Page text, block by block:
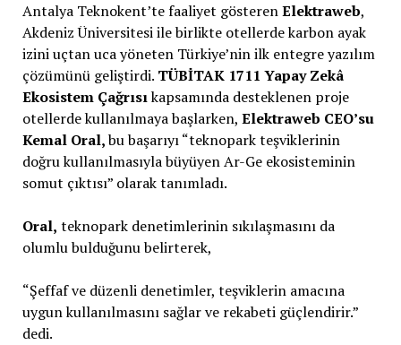
Antalya Teknokent’te faaliyet gösterenElektraweb,
Akdeniz Üniversitesi ile birlikte otellerde karbon ayak
izini uçtan uca yöneten Türkiye’nin ilk entegre yazılım
çözümünü geliştirdi. TÜBİTAK 1711 Yapay Zekâ
Ekosistem Çağrısıkapsamında desteklenen proje
otellerde kullanılmaya başlarken, Elektraweb CEO’su
Kemal Oral,bu başarıyı “teknopark teşviklerinin
doğru kullanılmasıyla büyüyen Ar-Ge ekosisteminin
somut çıktısı” olarak tanımladı.
Oral, teknopark denetimlerinin sıkılaşmasını da
olumlu bulduğunu belirterek,
“Şeffaf ve düzenli denetimler, teşviklerin amacına
uygun kullanılmasını sağlar ve rekabeti güçlendirir.”
dedi.